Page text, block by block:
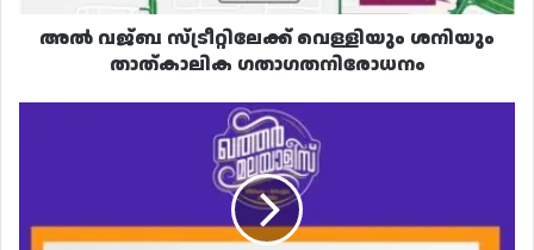
അൽ വജ്ബ സ്ട്രീറ്റിലേക്ക് വെള്ളിയും ശനിയും
താത്കാലിക ഗതാഗതനിരോധനം
Chef,